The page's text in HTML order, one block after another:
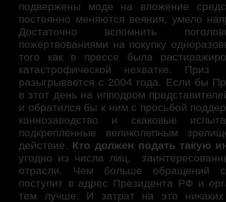
подвержены моде на вложение
постоянно меняются веяния, умело
Достаточно вспомнить
пожертвованиями на покупку
того как в прессе была
катастрофической нехватке.
разыгрывается с 2004 года. Если бы
в этот день на ипподром
и обратился бы к ним с просьбой
коннозаводство и скаковые
подкрепленные великолепным
действие. Кто должен подать такую
угодно из числа лиц,
отрасли. Чем больше обращений
поступит в адрес Президента РФ и
тем лучше. И затрат на это